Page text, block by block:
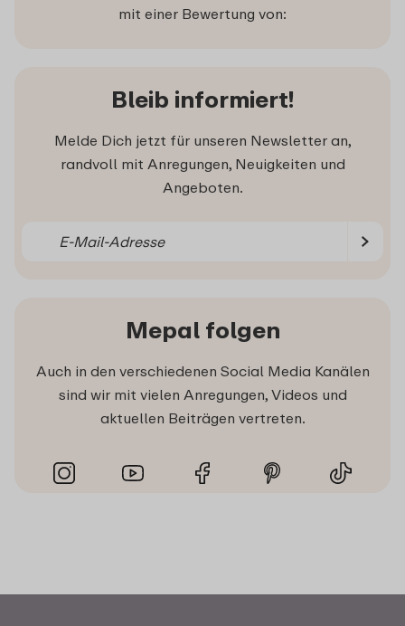
mit einer Bewertung von:
Bleib informiert!
Melde Dich jetzt für unseren Newsletter an,
randvoll mit Anregungen, Neuigkeiten und
Angeboten.
Mepal folgen
Auch in den verschiedenen Social Media Kanälen
sind wir mit vielen Anregungen, Videos und
aktuellen Beiträgen vertreten.